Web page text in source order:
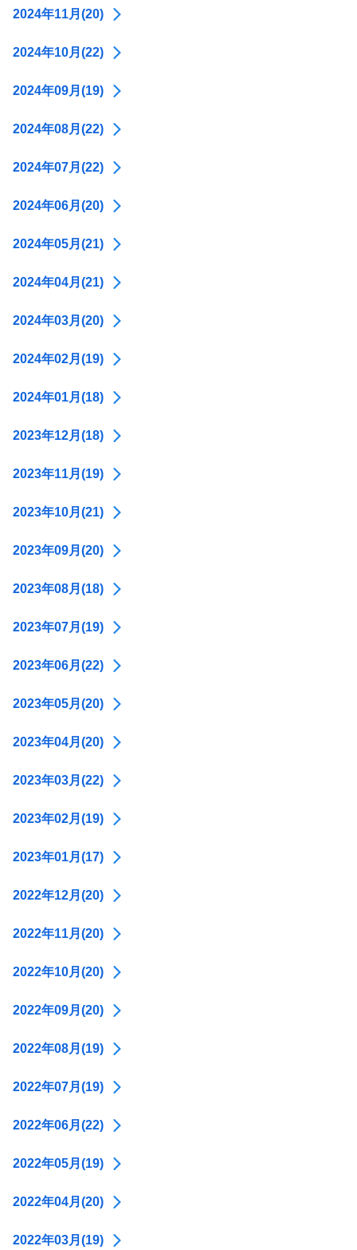
2024年11月(20)
2024年10月(22)
2024年09月(19)
2024年08月(22)
2024年07月(22)
2024年06月(20)
2024年05月(21)
2024年04月(21)
2024年03月(20)
2024年02月(19)
2024年01月(18)
2023年12月(18)
2023年11月(19)
2023年10月(21)
2023年09月(20)
2023年08月(18)
2023年07月(19)
2023年06月(22)
2023年05月(20)
2023年04月(20)
2023年03月(22)
2023年02月(19)
2023年01月(17)
2022年12月(20)
2022年11月(20)
2022年10月(20)
2022年09月(20)
2022年08月(19)
2022年07月(19)
2022年06月(22)
2022年05月(19)
2022年04月(20)
2022年03月(19)